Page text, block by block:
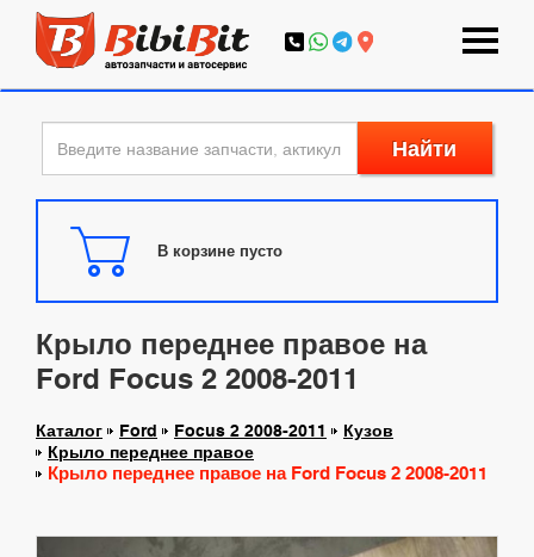
Найти
В корзине пусто
Крыло переднее правое на
Ford Focus 2 2008-2011
Каталог Ford Focus 2 2008-2011
Кузов
Крыло переднее правое
Крыло переднее правое на Ford Focus 2 2008-2011